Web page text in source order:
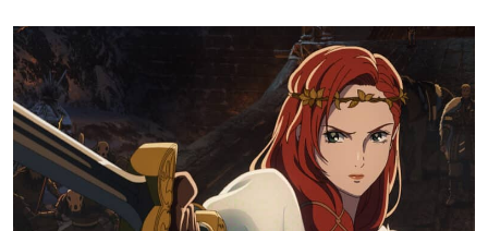
ィ
プ
ー
ン
が
無
ダ
マ
ン:
レ
ン
ド
リ
ー・
ネ